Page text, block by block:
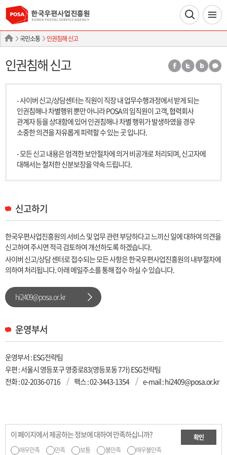
국민소통 인권침해 신고
인권침해 신고
- 사이버 신고/상담센터는 직원이 직장 내 업무수행과정에서 받게 되는
인권침해나 차별행위 뿐만 아니라 POSA의 임직원이 고객, 협력회사
관계자 등을 상대함에 있어 인권침해나 차별 행위가 발생하였을 경우
소중한 의견을 자유롭게 피력할 수 있는 곳 입니다.
- 모든 신고 내용은 엄격한 보안절차에 의거 비공개로 처리되며, 신고자에
대해서는 철저한 신분보장을 약속 드립니다.
신고하기
한국우편사업진흥원의 서비스 및 업무 관련 부당하다고 느끼신 일에 대하여 의견을
신고하여 주시면 적극 검토하여 개선하도록 하겠습니다.
사이버 신고/상담 센터로 접수되는 모든 사항은 한국우편사업진흥원의 내부절차에
의하여 처리됩니다. 아래 메일주소를 통해 접수 하실 수 있습니다.
hi2409@posa.or.kr
운영부서
운영부서 : ESG전략팀
우편 : 서울시 영등포구 영중로83(영등포동 7가) ESG전략팀
전화 :02-2036-0716 팩스 : 02-3443-1354 e-mail : hi2409@posa.or.kr
이 페이지에서 제공하는 정보에 대하여 만족하십니까?
매우만족 만족 보통 불만족 매우불만족
확인